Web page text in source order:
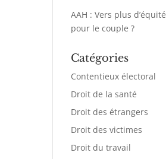
AAH : Vers plus d’équité
pour le couple ?
Catégories
Contentieux électoral
Droit de la santé
Droit des étrangers
Droit des victimes
Droit du travail